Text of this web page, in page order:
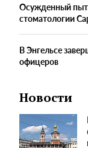
Осужденный
стоматологии
В Энгельсе
офицеров
Новости